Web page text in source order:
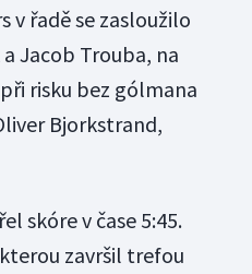
v řadě se zasloužilo
Jacob Trouba, na
risku bez gólmana
Bjorkstrand,
skóre v čase 5:45.
završil trefou